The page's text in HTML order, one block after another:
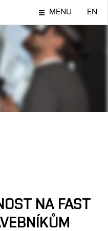
MENU EN
NA FAST